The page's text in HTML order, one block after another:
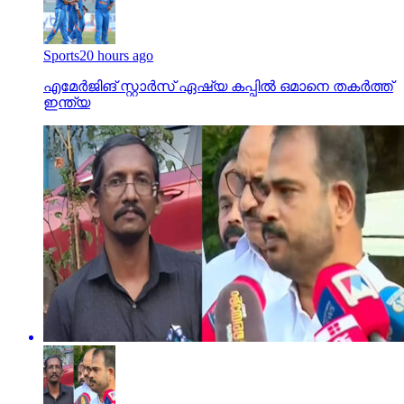
Sports20 hours ago
എമേര്‍ജിങ് സ്റ്റാര്‍സ് ഏഷ്യ കപ്പില്‍ ഒമാനെ തകര്‍ത്ത്
ഇന്ത്യ